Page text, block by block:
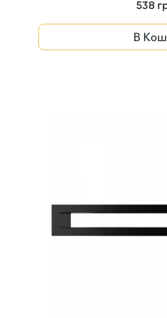
538
В